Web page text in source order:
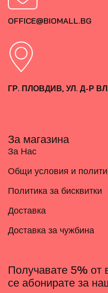
OFFICE@BIOMALL.BG
ГР. ПЛОВДИВ, УЛ. Д-Р
За магазина
За Нас
Общи условия и
Политика за бисквитки
Доставка
Доставка за чужбина
Получавате 5% от
се абонирате за